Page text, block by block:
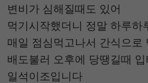
변비가 심해질때도 있어
먹기시작했더니 정말 하루하
매일 점심먹고나서 간식으로
배도불러 오후에 당땡길때
일석이조입니다